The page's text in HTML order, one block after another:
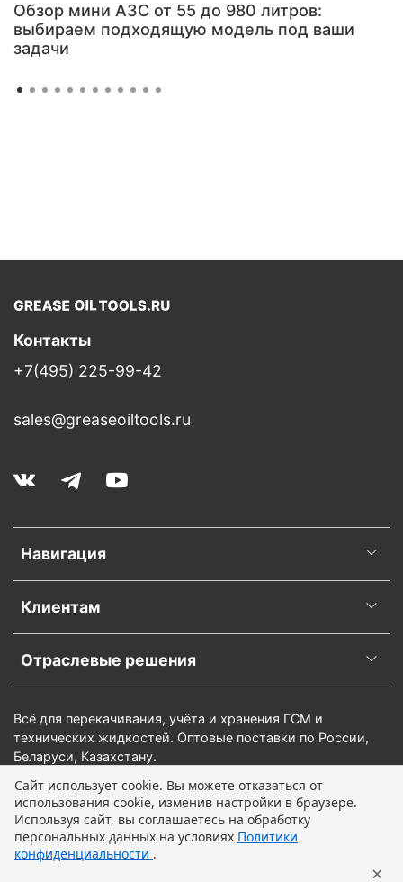
Предзаказ
Обзор мини АЗС от 55 до 980 литров:
выбираем подходящую модель под ваши
задачи
Навигация
Клиентам
Отраслевые решения
Контакты
+7(495) 225-99-42
sales@greaseoiltools.ru
Всё для перекачивания, учёта и хранения ГСМ и
технических жидкостей. Оптовые поставки по России,
Беларуси, Казахстану.
Сайт использует cookie. Вы можете отказаться от
использования cookie, изменив настройки в браузере.
Используя сайт, вы соглашаетесь на обработку
персональных данных на условиях Политики
конфиденциальности .
×